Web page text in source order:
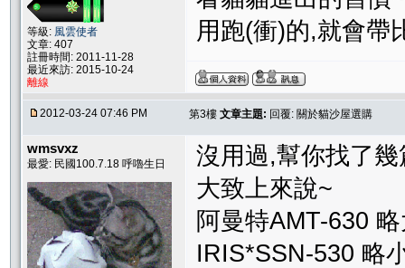
等級: 風雲使者
文章: 407
註冊時間: 2011-11-28
最近來訪: 2015-10-24
離線
用跑(衝)的,就會帶
2012-03-24 07:46 PM 第3樓 文章主題: 回覆: 關於貓沙屋選購
wmsvxz
最愛: 民國100.7.18 呼嚕生日
沒用過,幫你找了幾
大致上來說~
阿曼特AMT-630
IRIS*SSN-530 略